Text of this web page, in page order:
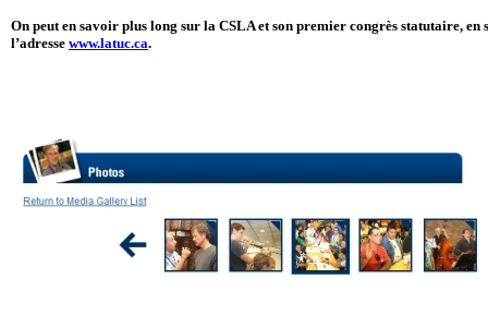
On peut en savoir plus long sur la CSLA et son premier congrès statutaire, en
l’adresse www.latuc.ca.